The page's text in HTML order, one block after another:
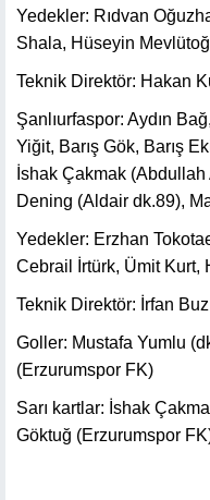
Yedekler: Rıdvan
Shala, Hüseyin
Teknik Direktör: Hakan
Şanlıurfaspor: Aydın
Yiğit, Barış Gök, Barış
İshak Çakmak
Dening (Aldair dk.89),
Yedekler: Erzhan
Cebrail İrtürk, Ümit Kurt,
Teknik Direktör: İrfan Buz
Goller: Mustafa Yumlu
(Erzurumspor FK)
Sarı kartlar: İshak
Göktuğ (Erzurumspor